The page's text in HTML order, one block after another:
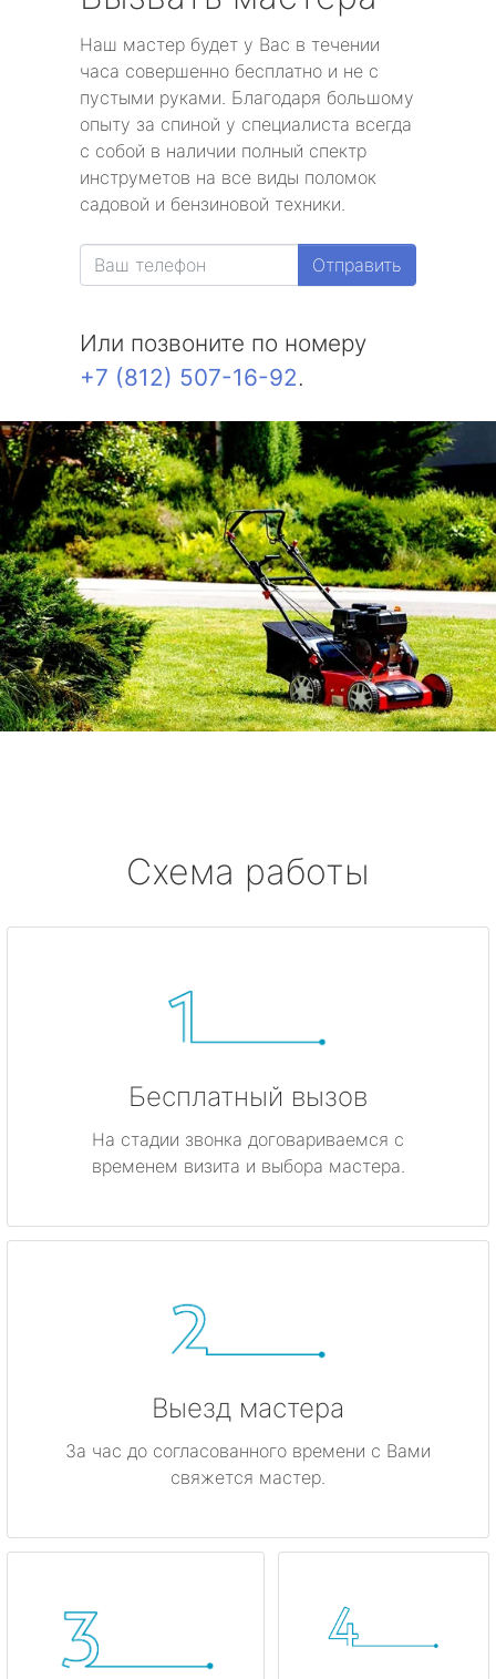
Наш мастер будет у Вас в течении
часа совершенно бесплатно и не с
пустыми руками. Благодаря большому
опыту за спиной у специалиста всегда
с собой в наличии полный спектр
инструметов на все виды поломок
садовой и бензиновой техники.
Отправить
Или позвоните по номеру
+7 (812) 507-16-92.
Схема работы
Бесплатный вызов
На стадии звонка договариваемся с
временем визита и выбора мастера.
Выезд мастера
За час до согласованного времени с Вами
свяжется мастер.